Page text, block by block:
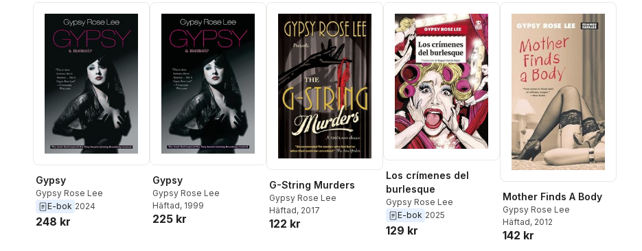
Gypsy
Gypsy Rose Lee
E-bok 2024
248 kr
Gypsy
Gypsy Rose Lee
Häftad, 1999
225 kr
G-String Murders
Gypsy Rose Lee
Häftad, 2017
122 kr
Los crímenes del
burlesque
Gypsy Rose Lee
E-bok 2025
129 kr
Mother Finds A Body
Gypsy Rose Lee
Häftad, 2012
142 kr